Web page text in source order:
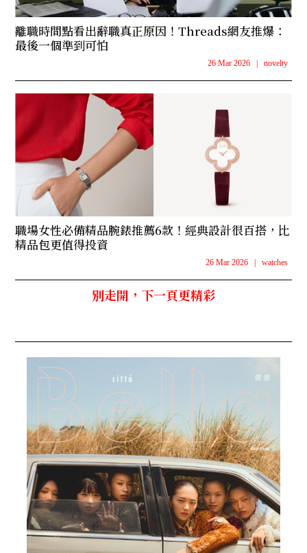
離職時間點看出辭職真正原因！Threads網友推爆：
最後一個準到可怕
26 Mar 2026 novelty
職場女性必備精品腕錶推薦6款！經典設計很百搭，比
精品包更值得投資
26 Mar 2026 watches
別走開，下一頁更精彩